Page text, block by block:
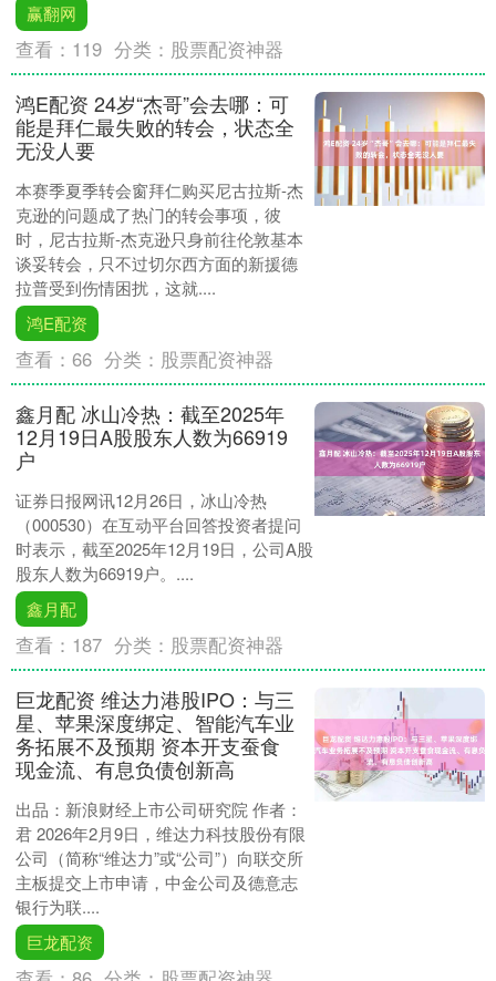
赢翻网
查看： 119 分类： 股票配资神器
鸿E配资 24岁“杰哥”会去哪：可
能是拜仁最失败的转会，状态全
无没人要
本赛季夏季转会窗拜仁购买尼古拉斯-杰
克逊的问题成了热门的转会事项，彼
时，尼古拉斯-杰克逊只身前往伦敦基本
谈妥转会，只不过切尔西方面的新援德
拉普受到伤情困扰，这就....
鸿E配资
查看：66 分类： 股票配资神器
鑫月配 冰山冷热：截至2025年
12月19日A股股东人数为66919
户
证券日报网讯12月26日，冰山冷热
（000530）在互动平台回答投资者提问
时表示，截至2025年12月19日，公司A股
股东人数为66919户。....
鑫月配
查看： 187 分类： 股票配资神器
巨龙配资 维达力港股IPO：与三
星、苹果深度绑定、智能汽车业
务拓展不及预期 资本开支蚕食
现金流、有息负债创新高
出品：新浪财经上市公司研究院 作者：
君 2026年2月9日，维达力科技股份有限
公司（简称“维达力”或“公司”）向联交所
主板提交上市申请，中金公司及德意志
银行为联....
巨龙配资